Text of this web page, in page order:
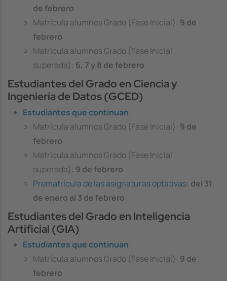
de febrero
Matrícula alumnos Grado (Fase Inicial): 9 de
febrero
Matrícula alumnos Grado (Fase Inicial
superada): 6, 7 y 8 de febrero
Estudiantes del Grado en Ciencia y
Ingeniería de Datos (GCED)
Estudiantes que continuan:
Matrícula alumnos Grado (Fase Inicial): 9 de
febrero
Matrícula alumnos Grado (Fase Inicial
superada): 9 de febrero
Prematrícula de las asignaturas optativas: del 31
de enero al 3 de febrero
Estudiantes del Grado en Inteligencia
Artificial (GIA)
Estudiantes que continuan:
Matrícula alumnos Grado (Fase Inicial): 9 de
febrero